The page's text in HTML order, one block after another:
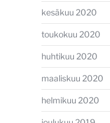
kesäkuu 2020
toukokuu 2020
huhtikuu 2020
maaliskuu 2020
helmikuu 2020